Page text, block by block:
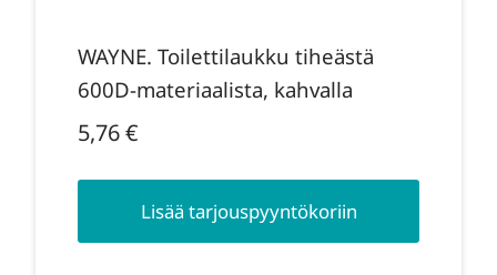
WAYNE. Toilettilaukku tiheästä
600D-materiaalista, kahvalla
5,76€
Lisää tarjouspyyntökoriin